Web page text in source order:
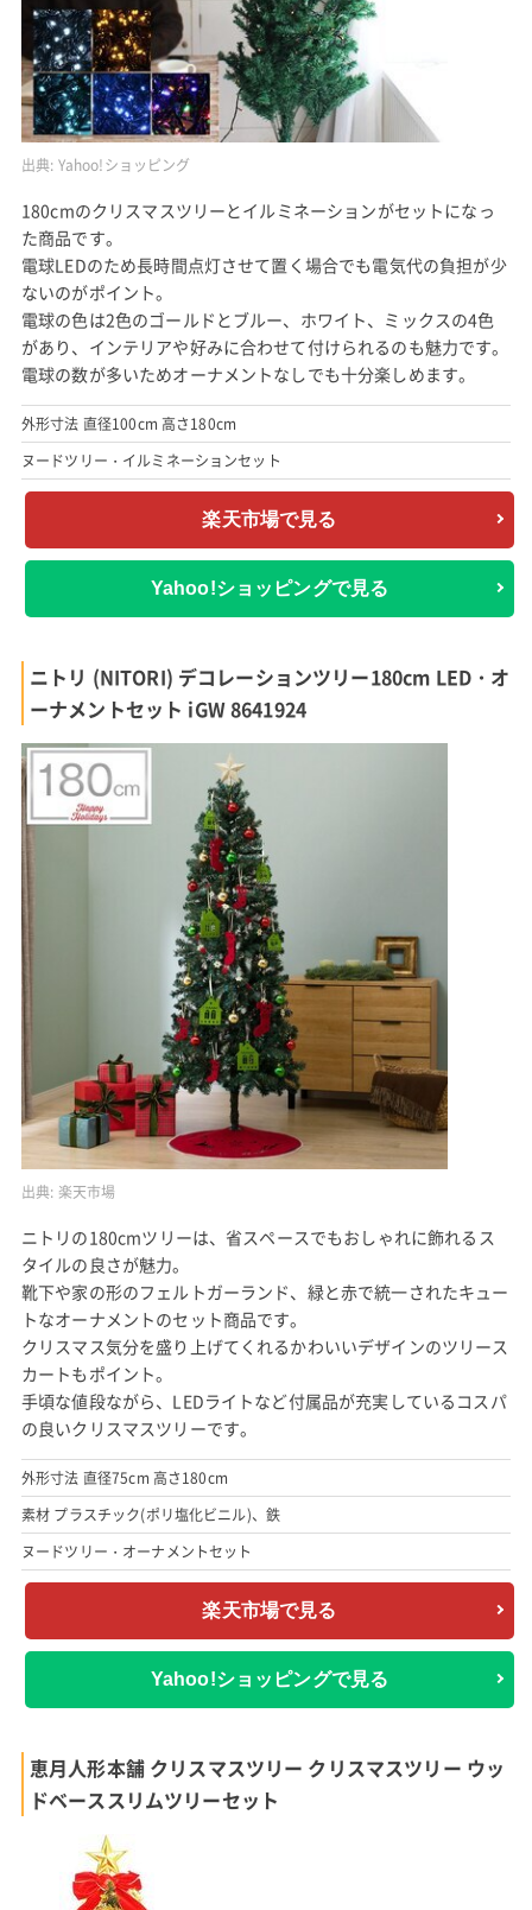
出典: Yahoo!ショッピング
180cmのクリスマスツリーとイルミネーションがセットになっ
た商品です。
電球LEDのため長時間点灯させて置く場合でも電気代の負担が少
ないのがポイント。
電球の色は2色のゴールドとブルー、ホワイト、ミックスの4色
があり、インテリアや好みに合わせて付けられるのも魅力です。
電球の数が多いためオーナメントなしでも十分楽しめます。
外形寸法 直径100cm 高さ180cm
ヌードツリー・イルミネーションセット
楽天市場で見る
Yahoo!ショッピングで見る
ニトリ (NITORI) デコレーションツリー180cm LED・オ
ーナメントセット iGW 8641924
出典: 楽天市場
ニトリの180cmツリーは、省スペースでもおしゃれに飾れるス
タイルの良さが魅力。
靴下や家の形のフェルトガーランド、緑と赤で統一されたキュー
トなオーナメントのセット商品です。
クリスマス気分を盛り上げてくれるかわいいデザインのツリース
カートもポイント。
手頃な値段ながら、LEDライトなど付属品が充実しているコスパ
の良いクリスマスツリーです。
外形寸法 直径75cm 高さ180cm
素材 プラスチック(ポリ塩化ビニル)、鉄
ヌードツリー・オーナメントセット
楽天市場で見る
Yahoo!ショッピングで見る
恵月人形本舗 クリスマスツリー クリスマスツリー ウッ
ドベーススリムツリーセット